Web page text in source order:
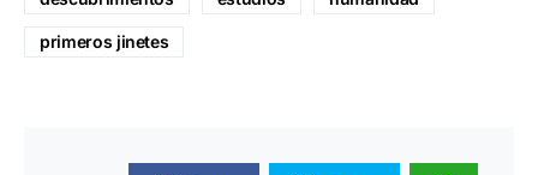
primeros jinetes